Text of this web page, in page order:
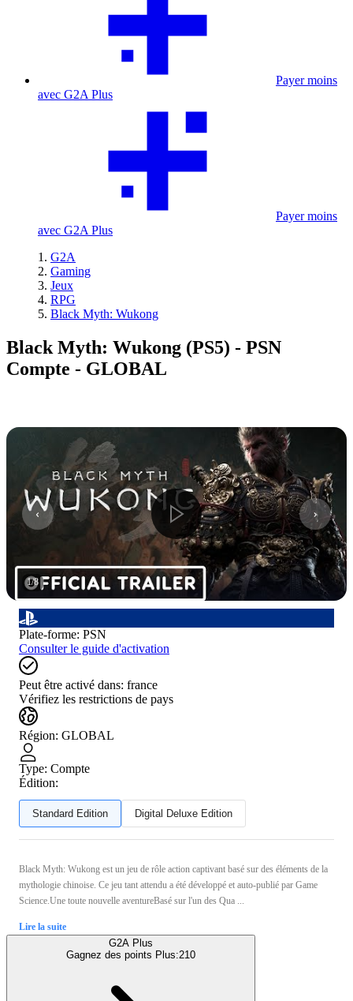
Payer moins
avec G2A Plus
Payer moins
avec G2A Plus
G2A
Gaming
Jeux
RPG
Black Myth: Wukong
Black Myth: Wukong (PS5) - PSN
Compte - GLOBAL
1/8
Plate-forme: PSN
Consulter le guide d'activation
Peut être activé dans: france
Vérifiez les restrictions de pays
Région: GLOBAL
Type: Compte
Édition:
Standard Edition Digital Deluxe Edition
Black Myth: Wukong est un jeu de rôle action captivant basé sur des éléments de la
mythologie chinoise. Ce jeu tant attendu a été développé et auto-publié par Game
Science.Une toute nouvelle aventureBasé sur l'un des Qua ...
Lire la suite
G2A Plus
Gagnez des points Plus:210